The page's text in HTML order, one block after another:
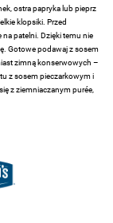
ostra papryka lub pieprz
klopsiki. Przed
patelni. Dzięki temu nie
Gotowe podawaj z sosem
zimną konserwowych –
z sosem pieczarkowym i
z ziemniaczanym purée,